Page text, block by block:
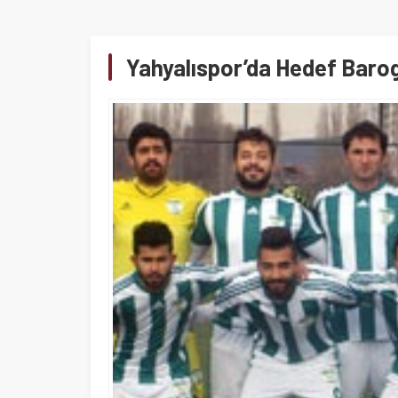
Yahyalıspor’da Hedef